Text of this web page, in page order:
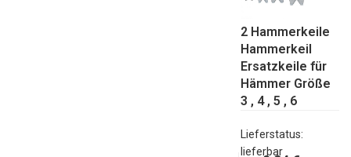
2 Hammerkeile
Hammerkeil
Ersatzkeile für
Hämmer Größe
3 , 4 , 5 , 6
Lieferstatus:
lieferbar